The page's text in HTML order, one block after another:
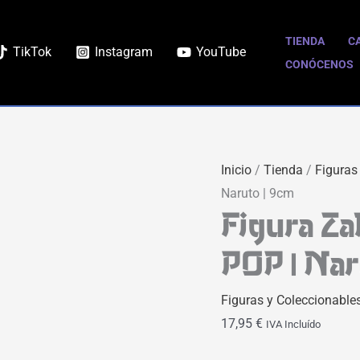
TikTok Instagram YouTube
TIENDA
CONÓCENOS
Inicio /Tienda /
Naruto | 9cm
Figura
POP |
Figuras y
17,95€ IVA Incluído
Momochi
POP
|
9cm
cantidad